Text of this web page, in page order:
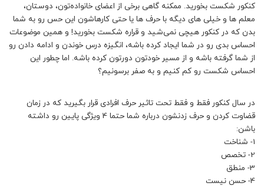
کنکور شکست بخورید. ممکنه گاهی برخی از اعضای خانواده‌تون، دوستان،
معلم ها و خیلی های دیگه با حرف ها یا حتی کارهاشون این حس رو به شما
بدن که در کنکور هیچی نمی‌شید و قراره شکست بخورید! و همین موضوعات
احساس بدی رو در شما ایجاد کرده باشه، انگیزه درس خوندن و ادامه دادن رو
از شما گرفته باشه و از مسیر خودتون دورتون کرده باشه. اما چطور این
احساس شکست رو کم کنیم و به صفر برسونیم؟
در سال کنکور فقط و فقط تحت تاثیر حرف افرادی قرار بگیرید که در زمان
قضاوت کردن و حرف زدنشون درباره شما حتما 4 ویژگی پایین رو داشته
باشن:
1- شناخت
2- تخصص
3- منطق
4- حسن نیست